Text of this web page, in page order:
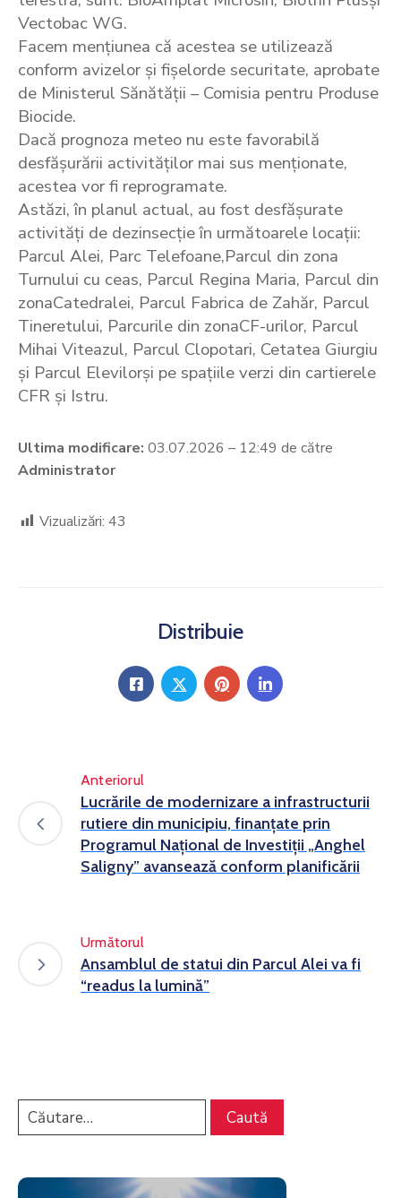
Vectobac WG.
Facem mențiunea că acestea se utilizează
conform avizelor și fișelorde securitate, aprobate
de Ministerul Sănătății – Comisia pentru Produse
Biocide.
Dacă prognoza meteo nu este favorabilă
desfășurării activităților mai sus menționate,
acestea vor fi reprogramate.
Astăzi, în planul actual, au fost desfășurate
activități de dezinsecție în următoarele locații:
Parcul Alei, Parc Telefoane,Parcul din zona
Turnului cu ceas, Parcul Regina Maria, Parcul din
zonaCatedralei, Parcul Fabrica de Zahăr, Parcul
Tineretului, Parcurile din zonaCF-urilor, Parcul
Mihai Viteazul, Parcul Clopotari, Cetatea Giurgiu
și Parcul Elevilorși pe spațiile verzi din cartierele
CFR și Istru.
Ultima modificare: 03.07.2026 – 12:49 de către
Administrator
Vizualizări: 43
Distribuie
Anteriorul
Lucrările de modernizare a infrastructurii
rutiere din municipiu, finanțate prin
Programul Național de Investiții „Anghel
Saligny” avansează conform planificării
Următorul
Ansamblul de statui din Parcul Alei va fi
“readus la lumină”